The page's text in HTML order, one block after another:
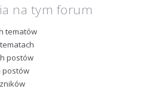
na tym forum
tematów
postów
postów